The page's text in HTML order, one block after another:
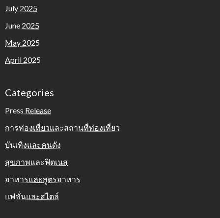
July 2025
June 2025
May 2025
April 2025
Categories
Press Release
การท่องเที่ยวและสถานที่ท่องเที่ยว
บันเทิงและคนดัง
สุขภาพและฟิตเนส
อาหารและสูตรอาหาร
แฟชั่นและสไตล์